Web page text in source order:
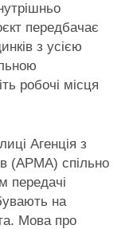
передбачає
з усією
робочі місця
Агенція з
(АРМА) спільно
передачі
на
Мова про